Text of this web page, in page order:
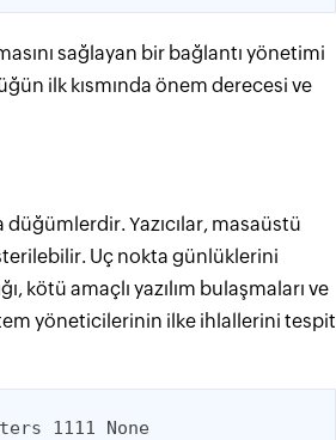
sağlayan bir bağlantı yönetimi
ilk kısmında önem derecesi ve
Yazıcılar, masaüstü
Uç nokta günlüklerini
kötü amaçlı yazılım bulaşmaları ve
yöneticilerinin ilke ihlallerini tespit
1111 None